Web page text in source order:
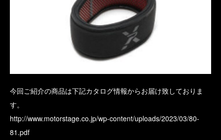
今回ご紹介の商品は下記カタログ情報からお届け致しておりま
す。
http://www.motorstage.co.jp/wp-content/uploads/2023/03/80-
81.pdf